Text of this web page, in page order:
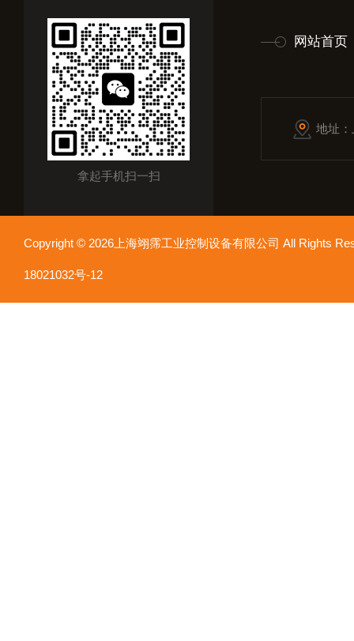
拿起手机扫一扫
网站首页
地址
Copyright © 2026上海翊霈工业控制设备有限公司 All Rights
18021032号-12